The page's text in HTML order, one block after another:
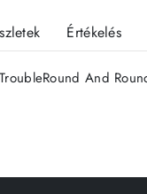
Értékelés
And